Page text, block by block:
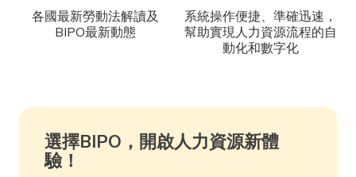
各國最新勞動法解讀及
BIPO最新動態
系統操作便捷、準確迅速，
幫助實現人力資源流程的自
動化和數字化
選擇BIPO，開啟人力資源新體
驗！